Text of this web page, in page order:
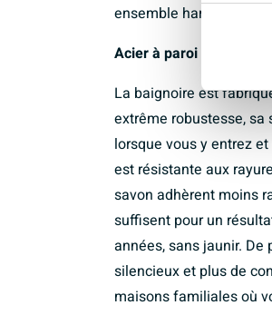
ensemble harmonieux
Acier à paroi épaisse :
La baignoire est
extrême robustesse,
lorsque vous y entrez
est résistante aux
savon adhèrent moins
suffisent pour un
années, sans jaunir.
silencieux et plus de
maisons familiales où